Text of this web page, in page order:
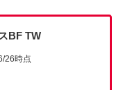
BF TW
26時点